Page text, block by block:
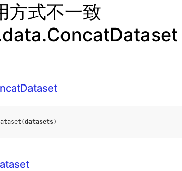
方式不一致
(datasets)